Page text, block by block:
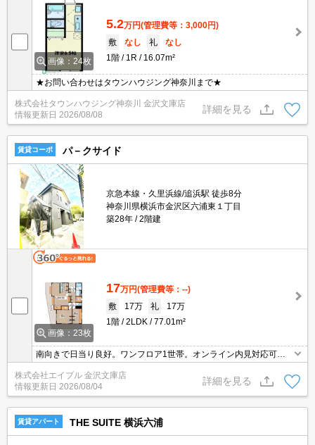
画像：24枚
5.2万円(管理費等：3,000円)
敷
なし 礼
なし
1階
1R 16.07m²
★お問い合わせはタウンハウジング神奈川まで★
株式会社タウンハウジング神奈川 金沢文庫店
情報更新日 2026/08/08
詳細を見る
賃貸コーポ パ－クサイド
京急本線・久里浜線/追浜駅 徒歩8分
神奈川県横浜市金沢区六浦東１丁目
築28年
2階建
画像：23枚
17万円(管理費等：--)
敷
17万 礼
17万
1階
2LDK 77.01m²
南向きで日当り良好。ワンフロア1世帯。オンライン内見対応可。
シ。駅近。駅まで平坦。画像の家具小物家電はCGであり付いていま
せん。
株式会社エイブル 金沢文庫店
情報更新日 2026/08/04
詳細を見る
賃貸アパート THE SUITE 横浜六浦